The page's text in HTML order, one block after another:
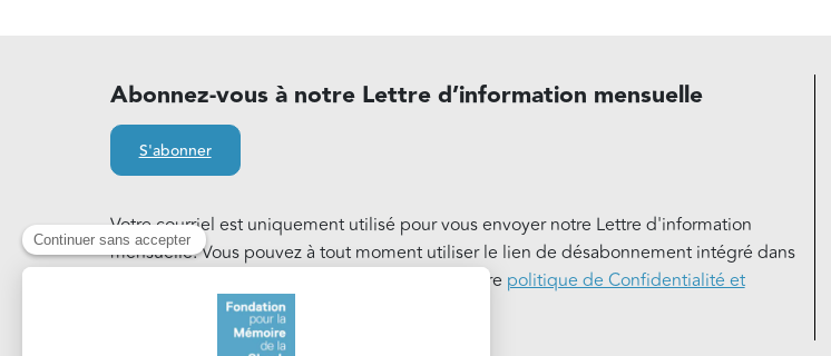
Abonnez-vous à notre Lettre d’information mensuelle
S'abonner
Votre courriel est uniquement utilisé pour vous envoyer notre Lettre d'information
mensuelle. Vous pouvez à tout moment utiliser le lien de désabonnement intégré dans
notre Lettre d'information. En savoir plus sur notre politique de Confidentialité et